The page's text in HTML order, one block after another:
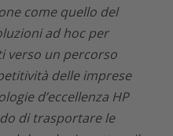
come quello del
ad hoc per
verso un percorso
delle imprese
d’eccellenza HP
di trasportare le